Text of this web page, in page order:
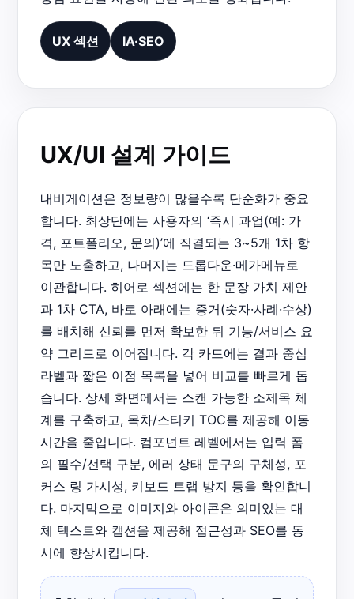
UX 섹션 IA·SEO
UX/UI 설계 가이드
내비게이션은 정보량이 많을수록 단순화가 중요
합니다. 최상단에는 사용자의 ‘즉시 과업(예: 가
격, 포트폴리오, 문의)’에 직결되는 3~5개 1차 항
목만 노출하고, 나머지는 드롭다운·메가메뉴로
이관합니다. 히어로 섹션에는 한 문장 가치 제안
과 1차 CTA, 바로 아래에는 증거(숫자·사례·수상)
를 배치해 신뢰를 먼저 확보한 뒤 기능/서비스 요
약 그리드로 이어집니다. 각 카드에는 결과 중심
라벨과 짧은 이점 목록을 넣어 비교를 빠르게 돕
습니다. 상세 화면에서는 스캔 가능한 소제목 체
계를 구축하고, 목차/스티키 TOC를 제공해 이동
시간을 줄입니다. 컴포넌트 레벨에서는 입력 폼
의 필수/선택 구분, 에러 상태 문구의 구체성, 포
커스 링 가시성, 키보드 트랩 방지 등을 확인합니
다. 마지막으로 이미지와 아이콘은 의미있는 대
체 텍스트와 캡션을 제공해 접근성과 SEO를 동
시에 향상시킵니다.